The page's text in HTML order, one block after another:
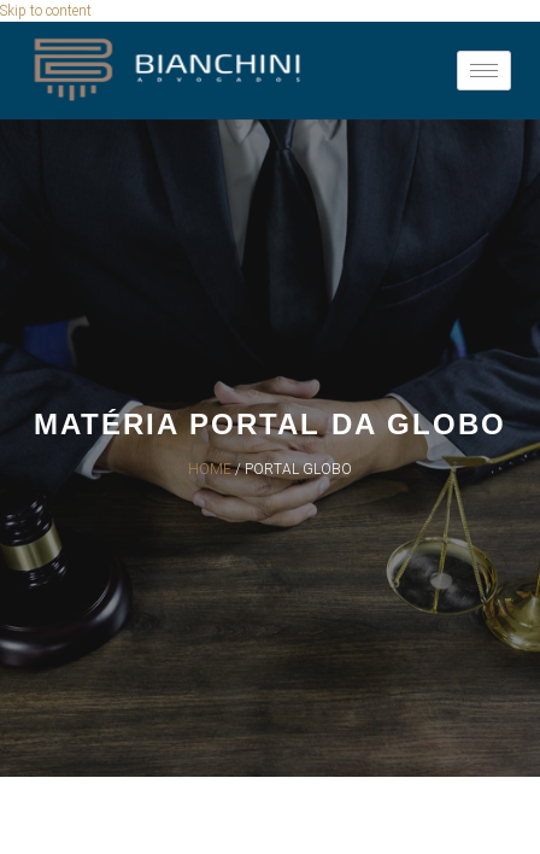
Skip to content
MATÉRIA PORTAL DA GLOBO
HOME/ PORTAL GLOBO